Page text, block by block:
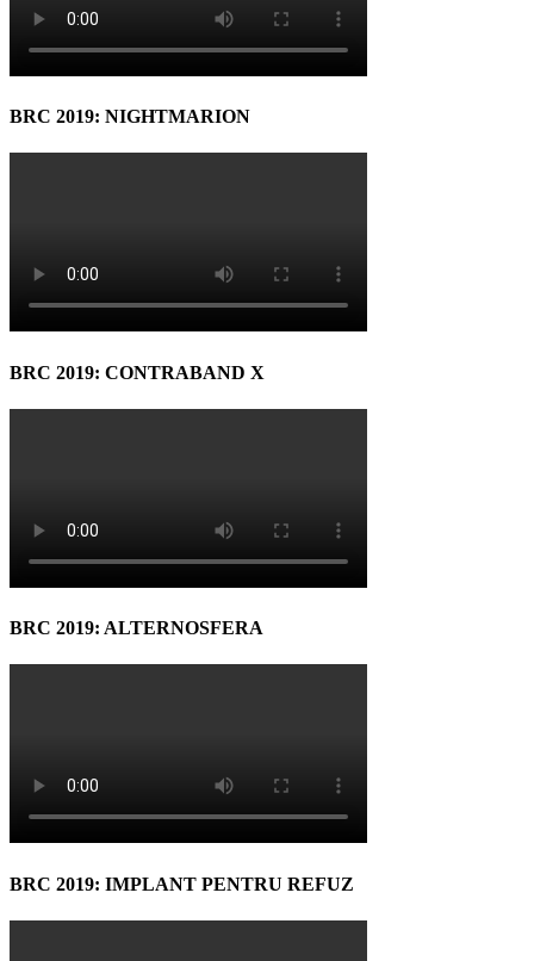
BRC 2019: NIGHTMARION
BRC 2019: CONTRABAND X
BRC 2019: ALTERNOSFERA
BRC 2019: IMPLANT PENTRU REFUZ